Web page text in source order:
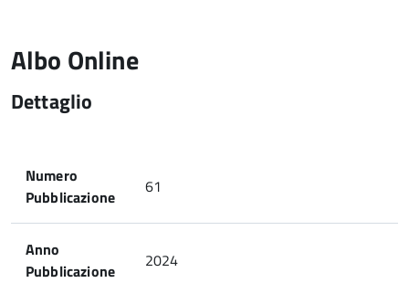
Albo Online
Dettaglio
Numero
Pubblicazione
61
Anno
Pubblicazione
2024